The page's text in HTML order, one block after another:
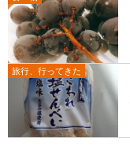
旅行、行ってきた